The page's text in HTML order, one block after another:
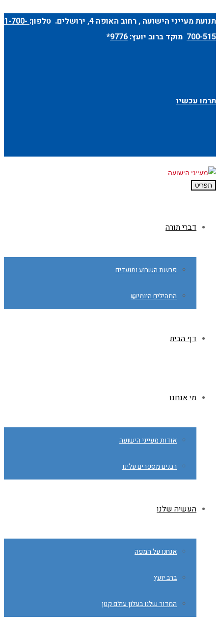
תנועת מעייני הישועה ,רחוב האופה 4 , ירושלים. טלפון: 1-700-
700-515 מוקד ברוב יועץ: 9776
*
תרמו עכשיו
תפריט
דברי תורה
פרשת השבוע ומועדים
התהילים היומי📖
דף הבית
מי אנחנו
אודות מעייני הישועה
רבנים מספרים עלינו
העשיה שלנו
אנחנו על המפה
ברב יועץ
המדור שלנו בעלון עולם קטן